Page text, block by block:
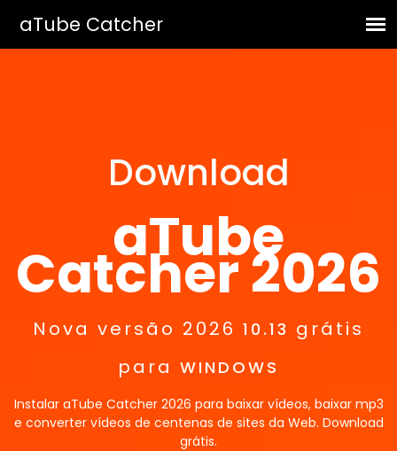
Download
aTube
Catcher 2026
Nova versão 2026 10.13 grátis
para WINDOWS
Instalar aTube Catcher 2026 para baixar vídeos, baixar mp3
e converter vídeos de centenas de sites da Web. Download
grátis.